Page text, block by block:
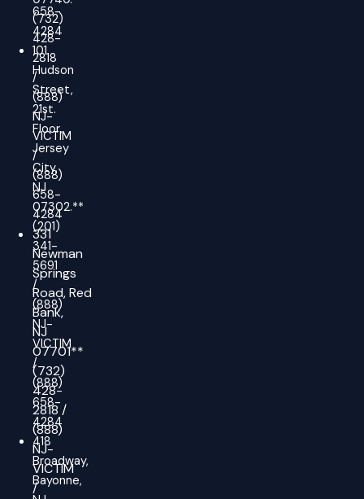
658-
4284
101
Hudson
Street,
21st.
Floor,
Jersey
City,
NJ
07302.**
(201)
341-
5691
/
(888)
NJ-
VICTIM
/
(888)
658-
4284
418
Broadway,
Bayonne,
(732)
428-
2818
/
(888)
NJ-
VICTIM
/
(888)
658-
4284
331
Newman
Springs
Road,Red
Bank,
NJ
07701**
(732)
428-
2818 /
(888)
NJ-
VICTIM
/